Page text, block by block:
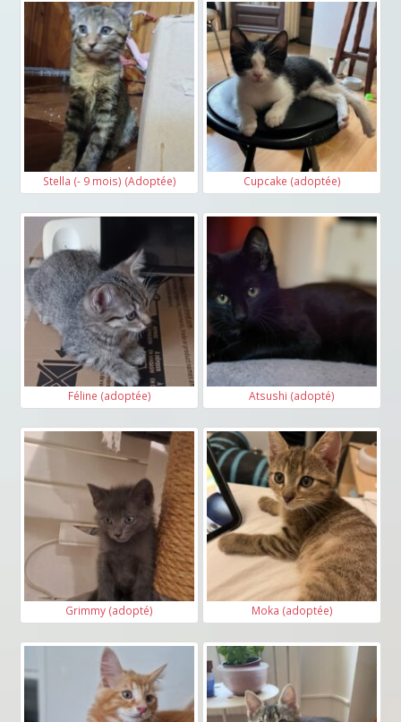
Stella (- 9 mois) (Adoptée) Cupcake (adoptée)
Féline (adoptée) Atsushi (adopté)
Grimmy (adopté) Moka (adoptée)